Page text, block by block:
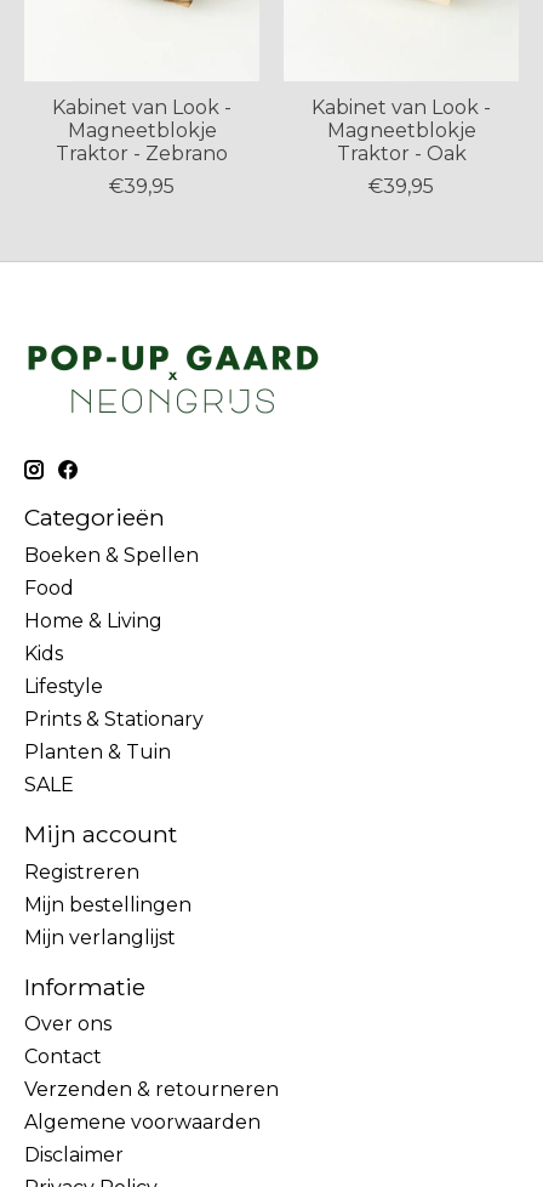
Kabinet van Look -
Magneetblokje
Traktor - Zebrano
€39,95
Kabinet van Look -
Magneetblokje
Traktor - Oak
€39,95
Categorieën
Boeken & Spellen
Food
Home & Living
Kids
Lifestyle
Prints & Stationary
Planten & Tuin
SALE
Mijn account
Registreren
Mijn bestellingen
Mijn verlanglijst
Informatie
Over ons
Contact
Verzenden & retourneren
Algemene voorwaarden
Disclaimer